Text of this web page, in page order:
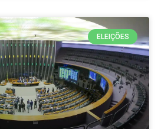
ELEIÇÕES